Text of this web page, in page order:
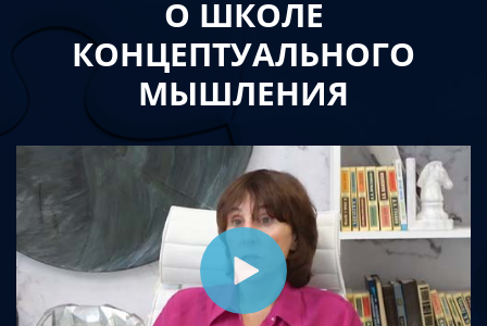
О ШКОЛЕ
КОНЦЕПТУАЛЬНОГО
МЫШЛЕНИЯ